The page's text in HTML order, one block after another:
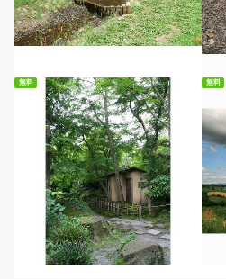
無料ダウンロード
無料
無料ダウンロード
無料